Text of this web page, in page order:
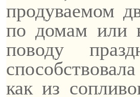
продуваемом
по домам или
поводу
как из